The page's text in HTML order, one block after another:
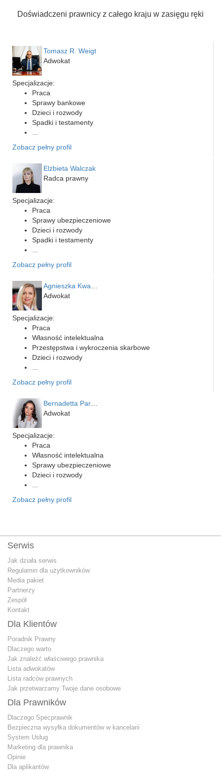
Doświadczeni prawnicy z całego kraju w zasięgu ręki
Tomasz R. Weigt
Adwokat
Specjalizacje:
Praca
Sprawy bankowe
Dzieci i rozwody
Spadki i testamenty
Zobacz pełny profil
Elżbieta Walczak
Radca prawny
Specjalizacje:
Praca
Sprawy ubezpieczeniowe
Dzieci i rozwody
Spadki i testamenty
Zobacz pełny profil
Adwokat
Specjalizacje:
Praca
Własność intelektualna
Przestępstwa i wykroczenia skarbowe
Dzieci i rozwody
Zobacz pełny profil
Adwokat
Specjalizacje:
Praca
Własność intelektualna
Sprawy ubezpieczeniowe
Dzieci i rozwody
Zobacz pełny profil
Serwis
Jak działa serwis
Regulamin dla użytkowników
Media pakiet
Partnerzy
Zespół
Kontakt
Dla Klientów
Poradnik Prawny
Dlaczego warto
Jak znależć właściwego prawnika
Lista adwokatów
Lista radców prawnych
Jak przetwarzamy Twoje dane osobowe
Dla Prawników
Dlaczego Specprawnik
Bezpieczna wysyłka dokumentów w kancelarii
System Usług
Marketing dla prawnika
Opinie
Dla aplikantów